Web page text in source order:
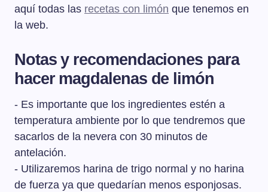
aquí todas las recetas con limón que tenemos en
la web.
Notas y recomendaciones para
hacer magdalenas de limón
- Es importante que los ingredientes estén a
temperatura ambiente por lo que tendremos que
sacarlos de la nevera con 30 minutos de
antelación.
- Utilizaremos harina de trigo normal y no harina
de fuerza ya que quedarían menos esponjosas.